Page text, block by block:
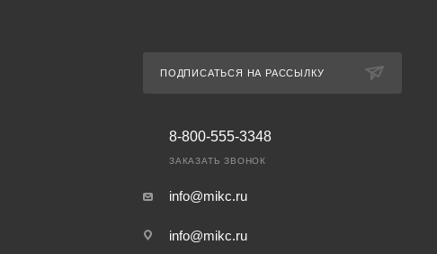
ПОДПИСАТЬСЯ НА РАССЫЛКУ
8-800-555-3348
ЗАКАЗАТЬ ЗВОНОК
info@mikc.ru
info@mikc.ru